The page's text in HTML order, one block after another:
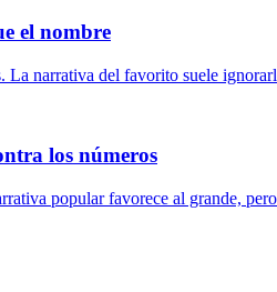
el nombre
narrativa del favorito suele
los números
popular favorece al grande,